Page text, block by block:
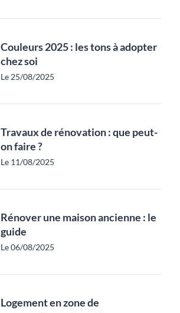
Couleurs 2025 : les tons à adopter
chez soi
Le 25/08/2025
Travaux de rénovation : que peut-
on faire ?
Le 11/08/2025
Rénover une maison ancienne : le
guide
Le 06/08/2025
Logement en zone de